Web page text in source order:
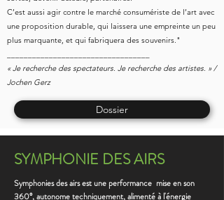
C’est aussi agir contre le marché consumériste de l’art avec
une proposition durable, qui laissera une empreinte un peu
plus marquante, et qui fabriquera des souvenirs."
« Je recherche des spectateurs. Je recherche des artistes. » /
Jochen Gerz
Dossier
SYMPHONIE DES AIRS
Symphonies des airs est une performance mise en son
360°, autonome techniquement, alimenté à l'énergie